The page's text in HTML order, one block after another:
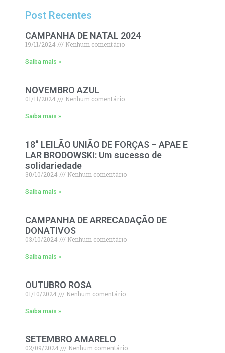
Post Recentes
CAMPANHA DE NATAL 2024
19/11/2024 Nenhum comentário
Saiba mais »
NOVEMBRO AZUL
01/11/2024 Nenhum comentário
Saiba mais »
18° LEILÃO UNIÃO DE FORÇAS – APAE E
LAR BRODOWSKI: Um sucesso de
solidariedade
30/10/2024 Nenhum comentário
Saiba mais »
CAMPANHA DE ARRECADAÇÃO DE
DONATIVOS
03/10/2024 Nenhum comentário
Saiba mais »
OUTUBRO ROSA
01/10/2024 Nenhum comentário
Saiba mais »
SETEMBRO AMARELO
02/09/2024 Nenhum comentário